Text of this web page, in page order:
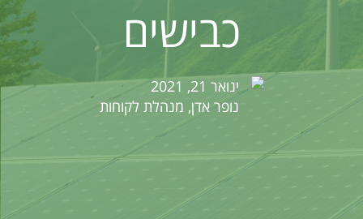
כבישים
ינואר 21, 2021
נופר אדן, מנהלת לקוחות